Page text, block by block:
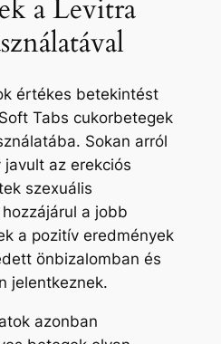
a Levitra
értékes betekintést
Tabs cukorbetegek
Sokan arról
az erekciós
szexuális
a jobb
a pozitív eredmények
önbizalomban és
jelentkeznek.
azonban